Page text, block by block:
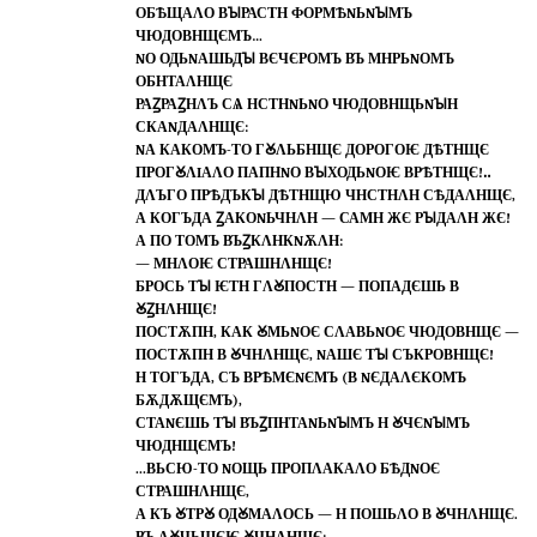
ОБѢЩАΛО ВꙐРАСТН ФОРМѢNЬNꙐМЪ
ЧЮДОВНЩЄМЪ…
NО ОДЬNАШЬДꙐ ВЄЧЄРОМЪ ВЪ МНРЬNОМЪ
ОБНТАΛНЩЄ
РАꙀРАꙀНΛЪ СѦ НСТНNЬNО ЧЮДОВНЩЬNꙐН
СКАNДАΛНЩЄ:
NА КАКОМЪ-ТО ГꙊΛЬБНЩЄ ДОРОГОѤ ДѢТНЩЄ
ПРОГꙊΛIАΛО ПАПНNО ВꙐХОДЬNОѤ ВРѢТНЩЄ!‥
ДΛЪГО ПРѢДЪКꙐ ДѢТНЩЮ ЧНСТНΛН СѢДАΛНЩЄ,
А КОГЪДА ꙀАКОNЬЧНΛН — САМН ЖЄ РꙐДАΛН ЖЄ!
А ПО ТОМЪ ВЪꙀКΛНКNѪΛН:
— МНΛОѤ СТРАШНΛНЩЄ!
БРОСЬ ТꙐ ѤТН ГΛꙊПОСТН — ПОПАДЄШЬ В
ꙊꙀНΛНЩЄ!
ПОСТѪПН, КАК ꙊМЬNОЄ СΛАВЬNОЄ ЧЮДОВНЩЄ —
ПОСТѪПН В ꙊЧНΛНЩЄ, NАШЄ ТꙐ СЪКРОВНЩЄ!
Н ТОГЪДА, СЪ ВРѢМЄNЄМЪ (В NЄДАΛЄКОМЪ
БѪДѪЩЄМЪ),
СТАNЄШЬ ТꙐ ВЪꙀПНТАNЬNꙐМЪ Н ꙊЧЄNꙐМЪ
ЧЮДНЩЄМЪ!
...ВЬСЮ-ТО NОЩЬ ПРОПΛАКАΛО БѢДNОЄ
СТРАШНΛНЩЄ,
А КЪ ꙊТРꙊ ОДꙊМАΛОСЬ — Н ПОШЬΛО В ꙊЧНΛНЩЄ.